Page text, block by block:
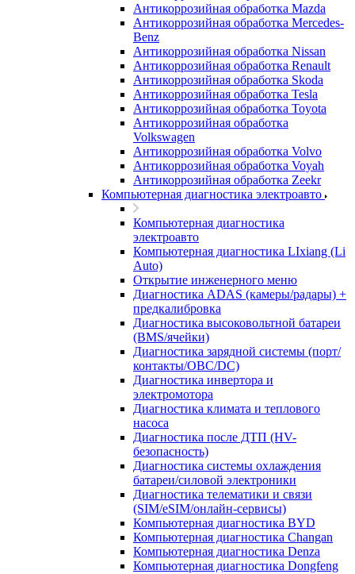
Антикоррозийная обработка Mazda
Антикоррозийная обработка Mercedes-
Benz
Антикоррозийная обработка Nissan
Антикоррозийная обработка Renault
Антикоррозийная обработка Skoda
Антикоррозийная обработка Tesla
Антикоррозийная обработка Toyota
Антикоррозийная обработка
Volkswagen
Антикоррозийная обработка Volvo
Антикоррозийная обработка Voyah
Антикоррозийная обработка Zeekr
Компьютерная диагностика электроавто
Компьютерная диагностика
электроавто
Компьютерная диагностика LIxiang (Li
Auto)
Открытие инженерного меню
Диагностика ADAS (камеры/радары) +
предкалибровка
Диагностика высоковольтной батареи
(BMS/ячейки)
Диагностика зарядной системы (порт/
контакты/OBC/DC)
Диагностика инвертора и
электромотора
Диагностика климата и теплового
насоса
Диагностика после ДТП (HV-
безопасность)
Диагностика системы охлаждения
батареи/силовой электроники
Диагностика телематики и связи
(SIM/eSIM/онлайн-сервисы)
Компьютерная диагностика BYD
Компьютерная диагностика Changan
Компьютерная диагностика Denza
Компьютерная диагностика Dongfeng